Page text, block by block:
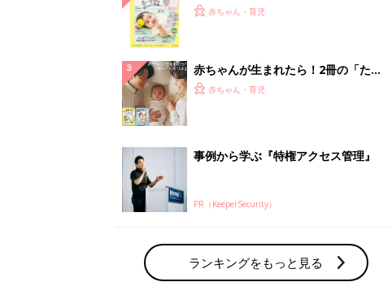
てのひよこクラブ 夏号』〈巻頭大特
解決テク
赤ちゃん・育児
赤ちゃんが生まれたら！2冊の「たま
ひよ」
赤ちゃん・育児
事例から学ぶ『特権アクセス管理』
PR（KeeperSecurity）
ランキングをもっと見る